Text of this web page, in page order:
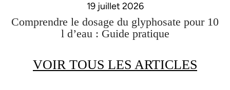
19 juillet 2026
Comprendre le dosage du glyphosate pour 10
l d’eau : Guide pratique
VOIR TOUS LES ARTICLES